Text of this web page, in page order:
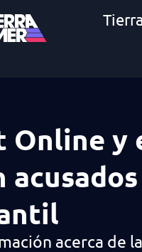
Online y
acerca de